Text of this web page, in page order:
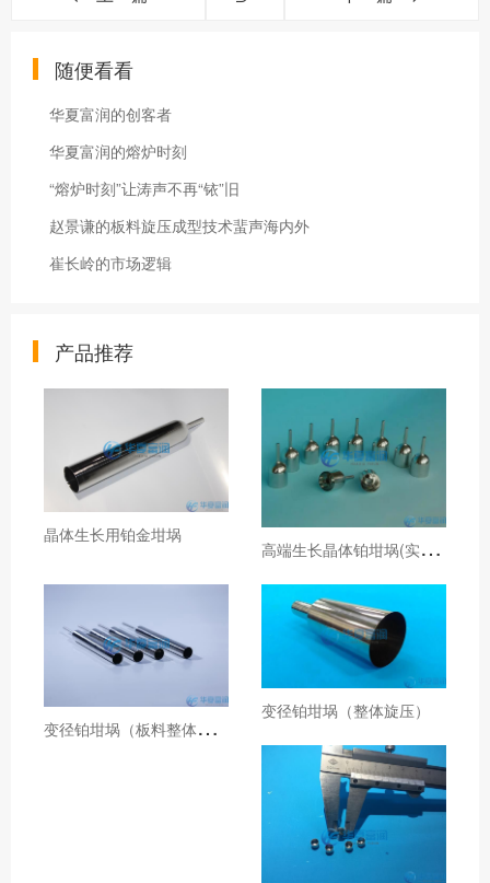
随便看看
华夏富润的创客者
华夏富润的熔炉时刻
“熔炉时刻”让涛声不再“铱”旧
赵景谦的板料旋压成型技术蜚声海内外
崔长岭的市场逻辑
产品推荐
晶体生长用铂金坩埚 高
端生长晶体铂坩埚(实验室铂金坩埚)
变
径铂坩埚（板料整体旋压）
变径铂坩埚（整体旋压）